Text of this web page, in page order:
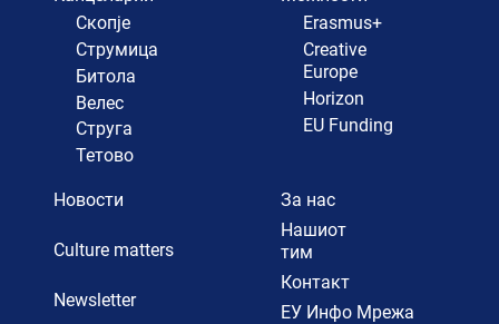
Скопје
Струмица
Битола
Велес
Струга
Тетово
Erasmus+
Creative
Europe
Horizon
EU Funding
Новости
Culture matters
Newsletter
За нас
Нашиот
тим
Контакт
ЕУ Инфо Мрежа